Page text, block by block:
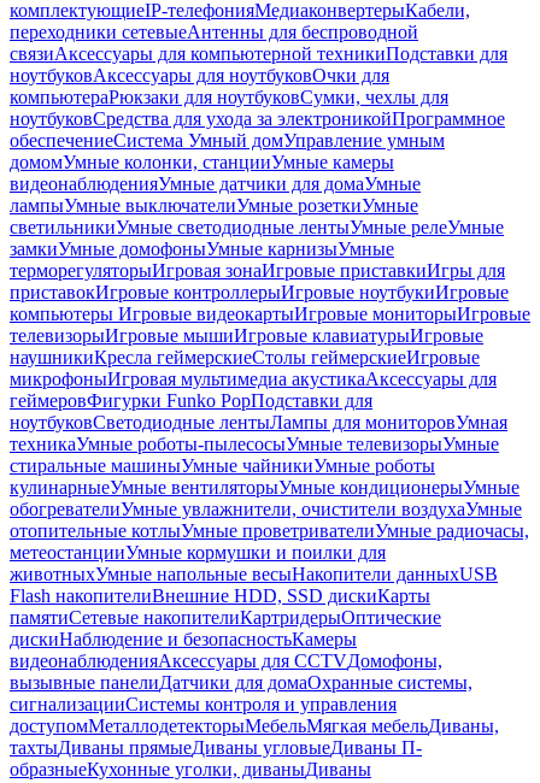
комплектующиеIP-телефонияМедиаконвертерыКабели,
переходники сетевыеАнтенны для беспроводной
связиАксессуары для компьютерной техникиПодставки для
ноутбуковАксессуары для ноутбуковОчки для
компьютераРюкзаки для ноутбуковСумки, чехлы для
ноутбуковСредства для ухода за электроникойПрограммное
обеспечениеСистема Умный домУправление умным
домомУмные колонки, станцииУмные камеры
видеонаблюденияУмные датчики для домаУмные
лампыУмные выключателиУмные розеткиУмные
светильникиУмные светодиодные лентыУмные релеУмные
замкиУмные домофоныУмные карнизыУмные
терморегуляторыИгровая зонаИгровые приставкиИгры для
приставокИгровые контроллерыИгровые ноутбукиИгровые
компьютеры Игровые видеокартыИгровые мониторыИгровые
телевизорыИгровые мышиИгровые клавиатурыИгровые
наушникиКресла геймерскиеСтолы геймерскиеИгровые
микрофоныИгровая мультимедиа акустикаАксессуары для
геймеровФигурки Funko PopПодставки для
ноутбуковСветодиодные лентыЛампы для мониторовУмная
техникаУмные роботы-пылесосыУмные телевизорыУмные
стиральные машиныУмные чайникиУмные роботы
кулинарныеУмные вентиляторыУмные кондиционерыУмные
обогревателиУмные увлажнители, очистители воздухаУмные
отопительные котлыУмные проветривателиУмные радиочасы,
метеостанцииУмные кормушки и поилки для
животныхУмные напольные весыНакопители данныхUSB
Flash накопителиВнешние HDD, SSD дискиКарты
памятиСетевые накопителиКартридерыОптические
дискиНаблюдение и безопасностьКамеры
видеонаблюденияАксессуары для CCTVДомофоны,
вызывные панелиДатчики для домаОхранные системы,
сигнализацииСистемы контроля и управления
доступомМеталлодетекторыМебельМягкая мебельДиваны,
тахтыДиваны прямыеДиваны угловыеДиваны П-
образныеКухонные уголки, диваныДиваны